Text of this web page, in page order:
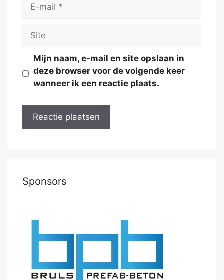
Site
Mijn naam, e-mail en site opslaan in
deze browser voor de volgende keer
wanneer ik een reactie plaats.
Sponsors